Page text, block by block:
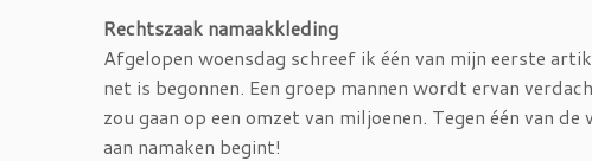
Rechtszaak namaakkleding
Afgelopen woensdag schreef ik één van mijn eerste
net is begonnen. Een groep mannen wordt ervan
zou gaan op een omzet van miljoenen. Tegen één van
aan namaken begint!